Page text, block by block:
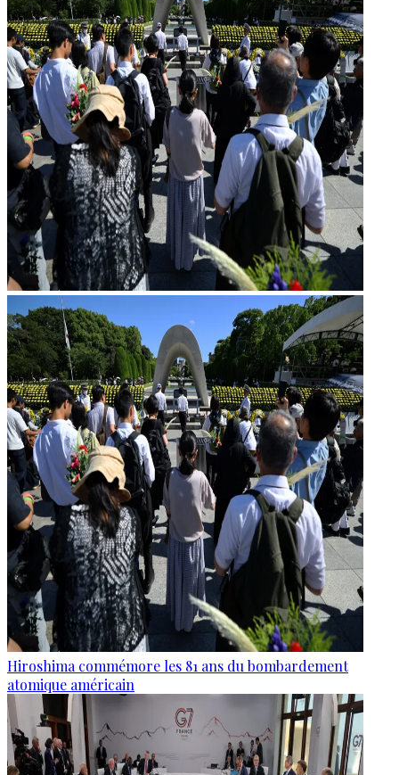
Hiroshima commémore les 81 ans du bombardement
atomique américain